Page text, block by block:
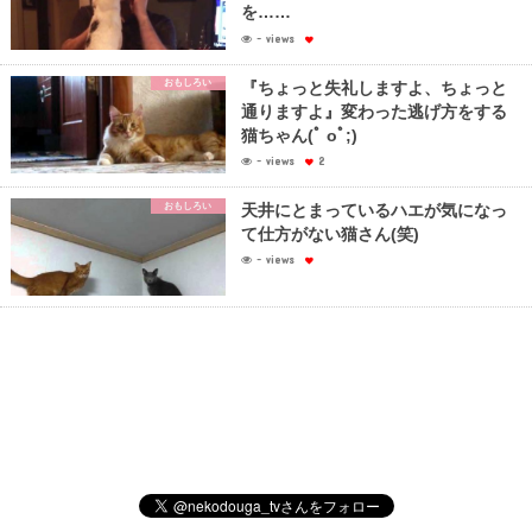
を……
- views
おもしろい
『ちょっと失礼しますよ、ちょっと
通りますよ』変わった逃げ方をする
猫ちゃん(ﾟ oﾟ;)
- views 2
おもしろい
天井にとまっているハエが気になっ
て仕方がない猫さん(笑)
- views